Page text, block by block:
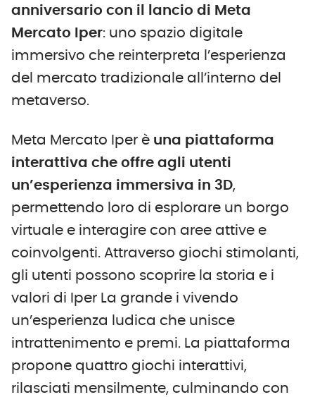
anniversario con il lancio di Meta
Mercato Iper: uno spazio digitale
immersivo che reinterpreta l’esperienza
del mercato tradizionale all’interno del
metaverso.
Meta Mercato Iper è una piattaforma
interattiva che offre agli utenti
un’esperienza immersiva in 3D,
permettendo loro di esplorare un borgo
virtuale e interagire con aree attive e
coinvolgenti. Attraverso giochi stimolanti,
gli utenti possono scoprire la storia e i
valori di Iper La grande i vivendo
un’esperienza ludica che unisce
intrattenimento e premi. La piattaforma
propone quattro giochi interattivi,
rilasciati mensilmente, culminando con